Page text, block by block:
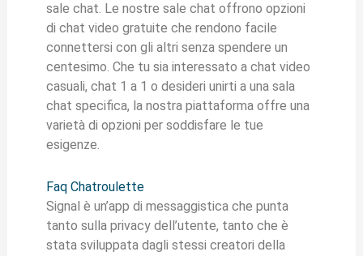
sale chat. Le nostre sale chat offrono opzioni
di chat video gratuite che rendono facile
connettersi con gli altri senza spendere un
centesimo. Che tu sia interessato a chat video
casuali, chat 1 a 1 o desideri unirti a una sala
chat specifica, la nostra piattaforma offre una
varietà di opzioni per soddisfare le tue
esigenze.
Faq Chatroulette
Signal è un’app di messaggistica che punta
tanto sulla privacy dell’utente, tanto che è
stata sviluppata dagli stessi creatori della